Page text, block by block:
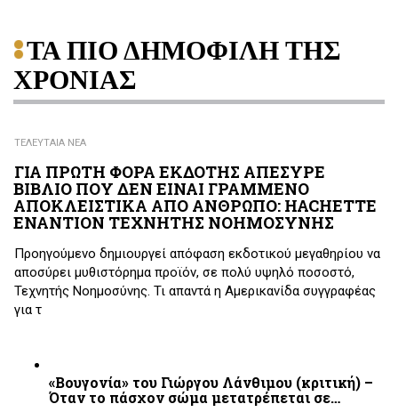
ΤΑ ΠΙΟ ΔΗΜΟΦΙΛΗ ΤΗΣ
ΧΡΟΝΙΑΣ
ΤΕΛΕΥΤΑΙΑ ΝΕΑ
ΓΙΑ ΠΡΩΤΗ ΦΟΡΑ ΕΚΔΟΤΗΣ ΑΠΕΣΥΡΕ
ΒΙΒΛΙΟ ΠΟΥ ΔΕΝ ΕΙΝΑΙ ΓΡΑΜΜΕΝΟ
ΑΠΟΚΛΕΙΣΤΙΚΑ ΑΠΟ ΑΝΘΡΩΠΟ: HACHETTE
ΕΝΑΝΤΙΟΝ ΤΕΧΝΗΤΗΣ ΝΟΗΜΟΣΥΝΗΣ
Προηγούμενο δημιουργεί απόφαση εκδοτικού μεγαθηρίου να
αποσύρει μυθιστόρημα προϊόν, σε πολύ υψηλό ποσοστό,
Τεχνητής Νοημοσύνης. Τι απαντά η Αμερικανίδα συγγραφέας
για τ
«Βουγονία» του Γιώργου Λάνθιμου (κριτική) –
Όταν το πάσχον σώμα μετατρέπεται σε…